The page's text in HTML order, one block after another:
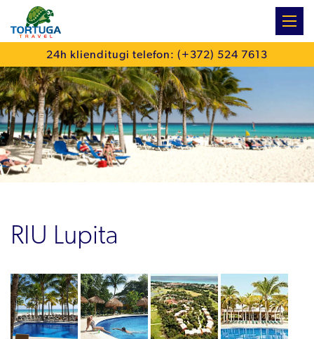
24h klienditugi telefon: (+372) 524 7613
RIU Lupita